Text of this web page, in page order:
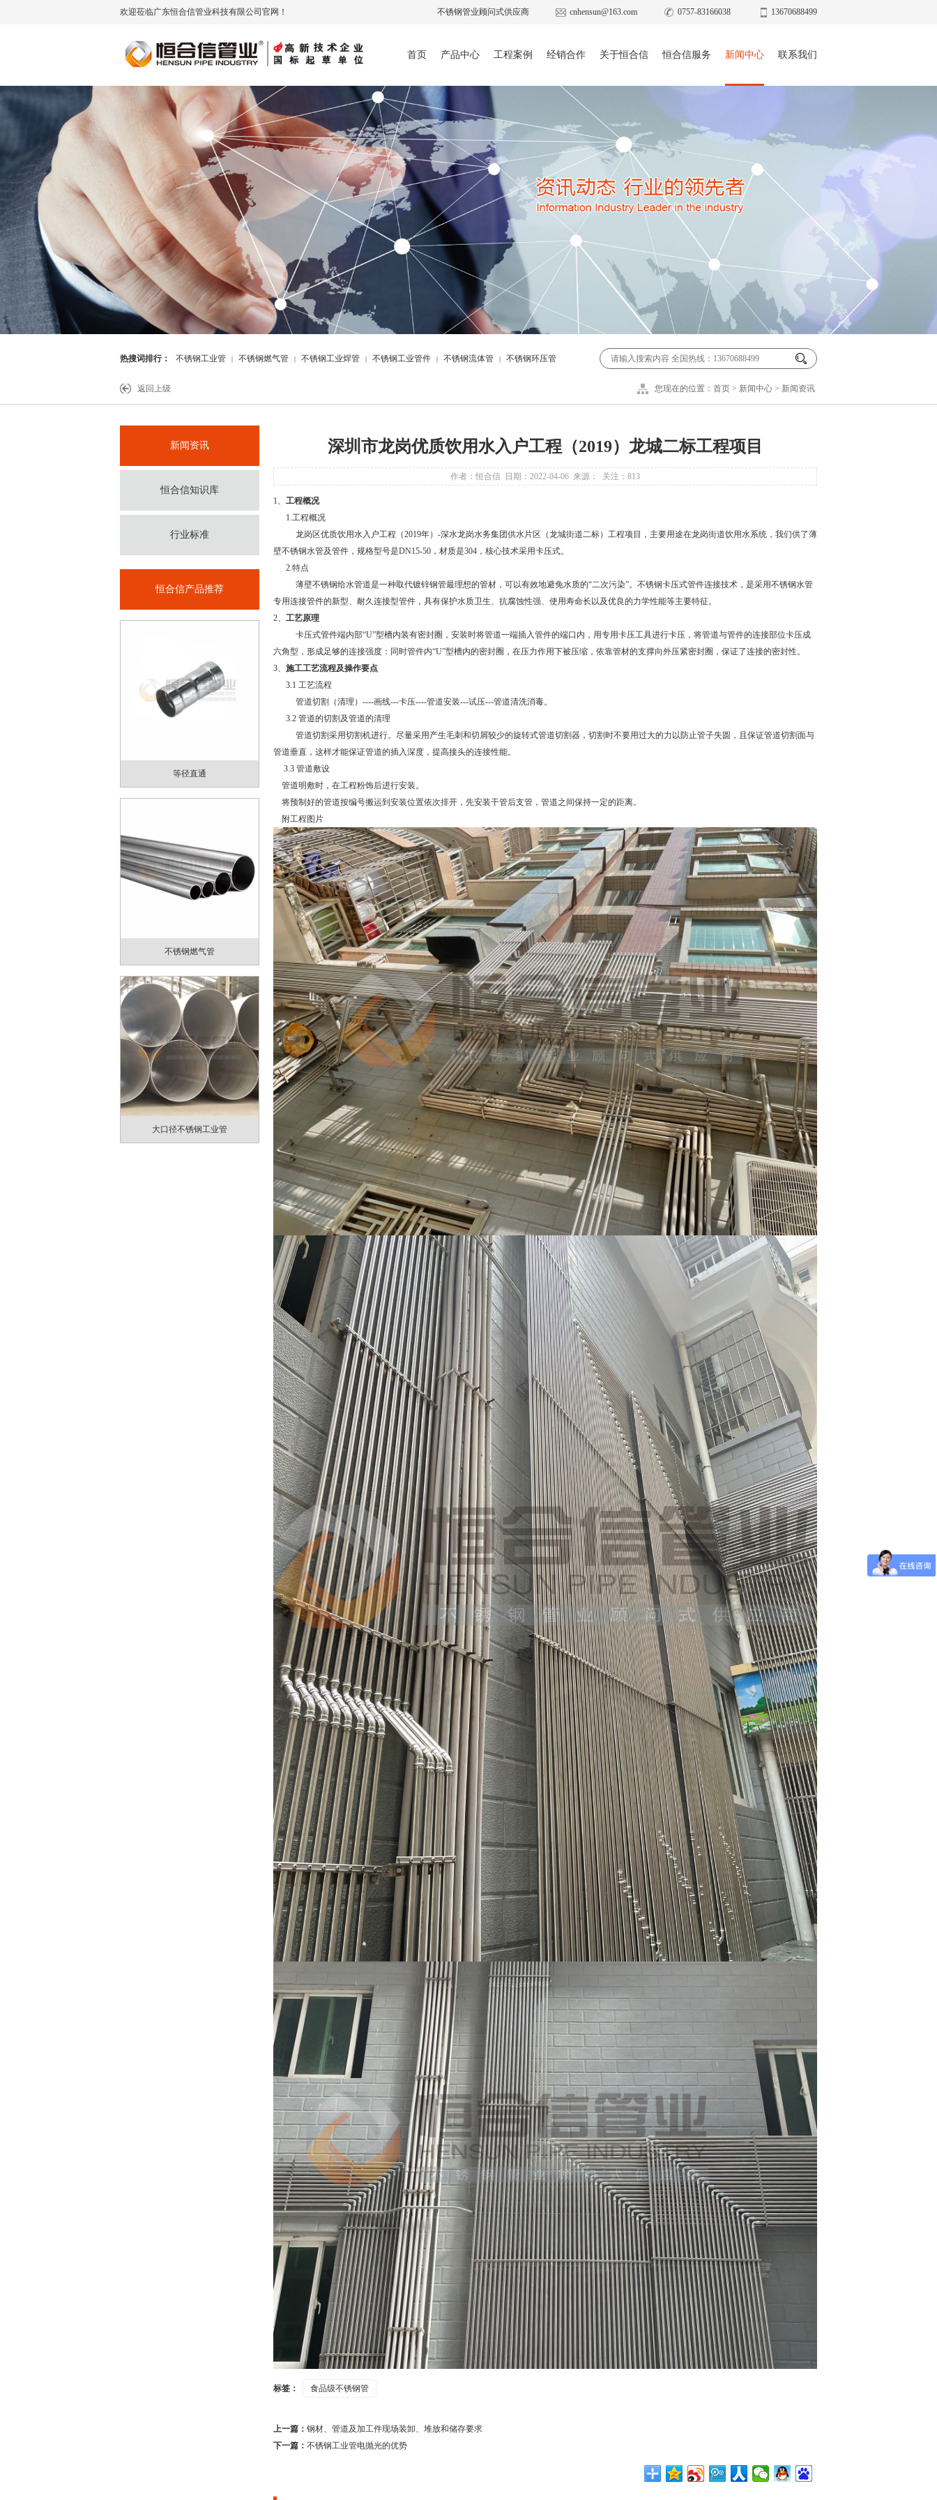
欢迎莅临广东恒合信管业科技有限公司官网！ 不锈钢管业顾问式供应商 cnhensun@163.com 0757-83166038 13670688499
首页 产品中心 工程案例 经销合作 关于恒合信 恒合信服务 新闻中心 联系我们
热搜词排行： 不锈钢工业管 | 不锈钢燃气管 | 不锈钢工业焊管 | 不锈钢工业管件 | 不锈钢流体管 | 不锈钢环压管
返回上级
您现在的位置： 首页 > 新闻中心 > 新闻资讯
新闻资讯
恒合信知识库
行业标准
恒合信产品推荐
等径直通
不锈钢燃气管
大口径不锈钢工业管
深圳市龙岗优质饮用水入户工程（2019）龙城二标工程项目
作者：恒合信 日期：2022-04-06 来源： 关注： 813
1、 工程概况
1.工程概况
龙岗区优质饮用水入户工程（2019年）-深水龙岗水务集团供水片区（龙城街道二标）工程项目，主要用途在龙岗街道饮用水系统，我们供了薄
壁不锈钢水管及管件，规格型号是DN15-50，材质是304，核心技术采用卡压式。
2.特点
薄壁不锈钢给水管道是一种取代镀锌钢管最理想的管材，可以有效地避免水质的“二次污染”。不锈钢卡压式管件连接技术，是采用不锈钢水管
专用连接管件的新型、耐久连接型管件，具有保护水质卫生、抗腐蚀性强、使用寿命长以及优良的力学性能等主要特征。
2、 工艺原理
卡压式管件端内部“U”型槽内装有密封圈，安装时将管道一端插入管件的端口内，用专用卡压工具进行卡压，将管道与管件的连接部位卡压成
六角型，形成足够的连接强度：同时管件内“U”型槽内的密封圈，在压力作用下被压缩，依靠管材的支撑向外压紧密封圈，保证了连接的密封性。
3、 施工工艺流程及操作要点
3.1 工艺流程
管道切割（清理） ----画线---卡压----管道安装---试压---管道清洗消毒。
3.2 管道的切割及管道的清理
管道切割采用切割机进行。尽量采用产生毛刺和切屑较少的旋转式管道切割器，切割时不要用过大的力以防止管子失圆，且保证管道切割面与
管道垂直，这样才能保证管道的插入深度，提高接头的连接性能。
3.3 管道敷设
管道明敷时，在工程粉饰后进行安装。
将预制好的管道按编号搬运到安装位置依次排开，先安装干管后支管，管道之间保持一定的距离。
附工程图片
标签： 食品级不锈钢管
上一篇： 钢材、管道及加工件现场装卸、堆放和储存要求
下一篇： 不锈钢工业管电抛光的优势